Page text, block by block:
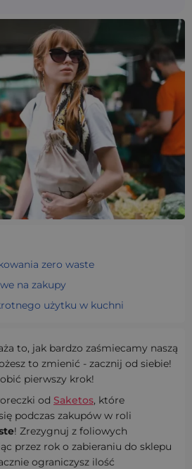
zero waste
na zakupy
użytku w kuchni
to, jak bardzo zaśmiecamy naszą
to zmienić - zacznij od siebie!
pierwszy krok!
od Saketos, które
podczas zakupów w roli
! Zrezygnuj z foliowych
przez rok o zabieraniu do sklepu
ograniczysz ilość